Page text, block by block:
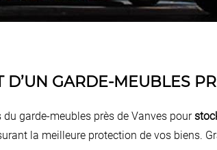
D’UN GARDE-MEUBLES
garde-meubles près de Vanves pour
la meilleure protection de vos biens.